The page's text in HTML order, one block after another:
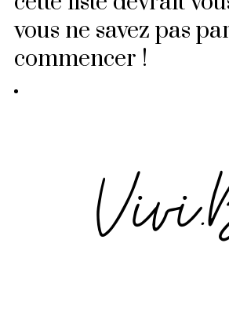
vous ne savez pas
commencer !